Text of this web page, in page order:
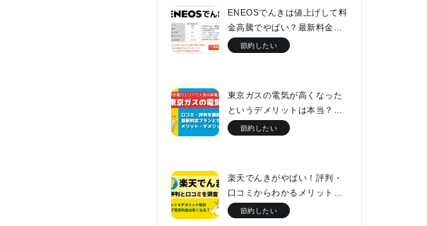
ENEOSでんきは値上げして料
金高騰でやばい？最新料金表
と口コミをチェック
節約したい
東京ガスの電気が高くなった
というデメリットは本当？最
新料金プランとセット割につ
節約したい
楽天でんきがやばい！評判・
口コミからわかるメリット・
デメリットと最新料金プラン
節約したい